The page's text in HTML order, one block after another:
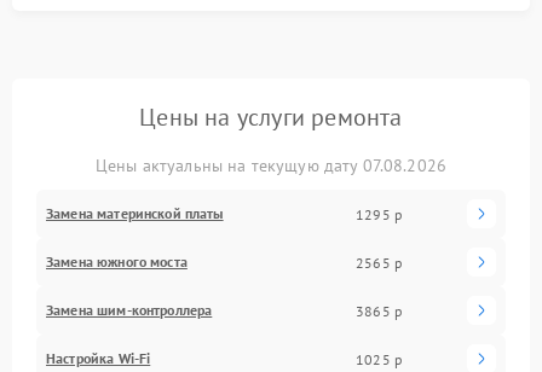
Цены на услуги ремонта
Цены актуальны на текущую дату 07.08.2026
Замена материнской платы 1295 р
Замена южного моста 2565 р
Замена шим-контроллера 3865 р
Настройка Wi-Fi 1025 р